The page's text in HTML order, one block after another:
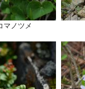
マノツメ